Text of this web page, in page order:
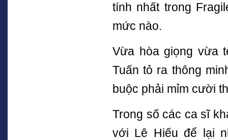
tính nhất trong
mức nào.
Vừa hòa giọng vừa
Tuấn tỏ ra thông
buộc phải mỉm cười
Trong số các ca sĩ
với Lê Hiếu để lại